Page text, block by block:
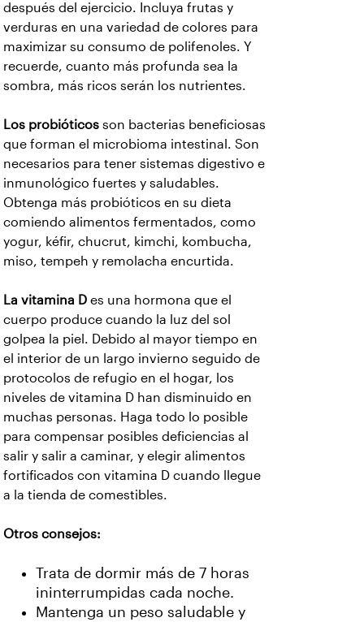
después del ejercicio. Incluya frutas y
verduras en una variedad de colores para
maximizar su consumo de polifenoles. Y
recuerde, cuanto más profunda sea la
sombra, más ricos serán los nutrientes.
Los probióticos son bacterias beneficiosas
que forman el microbioma intestinal. Son
necesarios para tener sistemas digestivo e
inmunológico fuertes y saludables.
Obtenga más probióticos en su dieta
comiendo alimentos fermentados, como
yogur, kéfir, chucrut, kimchi, kombucha,
miso, tempeh y remolacha encurtida.
La vitamina D es una hormona que el
cuerpo produce cuando la luz del sol
golpea la piel. Debido al mayor tiempo en
el interior de un largo invierno seguido de
protocolos de refugio en el hogar, los
niveles de vitamina D han disminuido en
muchas personas. Haga todo lo posible
para compensar posibles deficiencias al
salir y salir a caminar, y elegir alimentos
fortificados con vitamina D cuando llegue
a la tienda de comestibles.
Otros consejos:
Trata de dormir más de 7 horas
ininterrumpidas cada noche.
Mantenga un peso saludable y